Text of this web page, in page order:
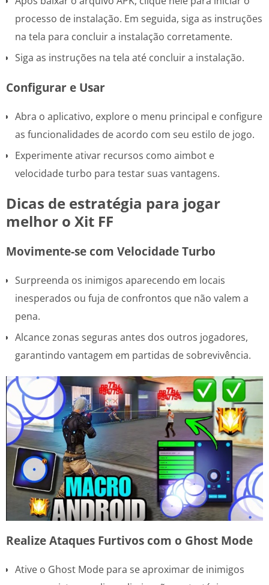
processo de instalação. Em seguida, siga as instruções
na tela para concluir a instalação corretamente.
Siga as instruções na tela até concluir a instalação.
Configurar e Usar
Abra o aplicativo, explore o menu principal e configure
as funcionalidades de acordo com seu estilo de jogo.
Experimente ativar recursos como aimbot e
velocidade turbo para testar suas vantagens.
Dicas de estratégia para jogar
melhor o Xit FF
Movimente-se com Velocidade Turbo
Surpreenda os inimigos aparecendo em locais
inesperados ou fuja de confrontos que não valem a
pena.
Alcance zonas seguras antes dos outros jogadores,
garantindo vantagem em partidas de sobrevivência.
Realize Ataques Furtivos com o Ghost Mode
Ative o Ghost Mode para se aproximar de inimigos